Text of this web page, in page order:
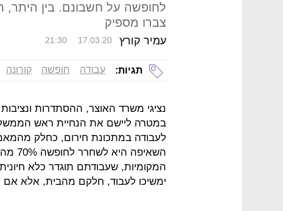
לחופשה על חשבונם. בין היתר,
צברו מספיק
עמיר קורץ 21:30 17.03.20
תגיות: עבודה חופשה קורונה
נציגי משרד האוצר, ההסתדרות ונציבות
במטרה ליישם את הנחיית ראש הממשלה
לעבודה במתכונת חירום, כחלק
ימשיכו לעבוד, חלקם מהבית, אלא